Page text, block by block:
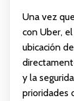
Una vez
con Uber,
ubicación
y la
prioridades